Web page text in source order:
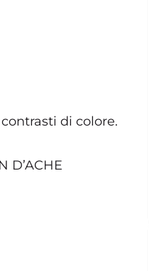
di colore.
D’ACHE